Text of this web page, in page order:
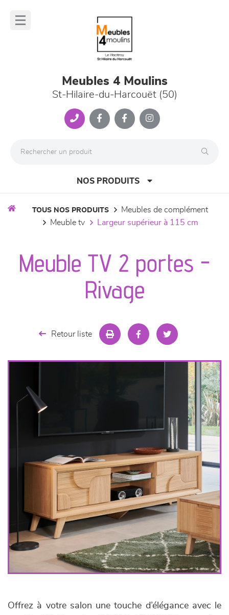
Meubles 4 Moulins
St-Hilaire-du-Harcouët (50)
NOS PRODUITS
séjours
meubles de complément
TOUS NOS PRODUITS
meubles de complément
meuble tv
largeur supérieur à 115 cm
Meuble TV 2 portes -
Rivage
Retour liste
Offrez à votre salon une touche d’élégance avec le